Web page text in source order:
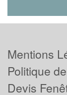
Mentions
Politique
Devis